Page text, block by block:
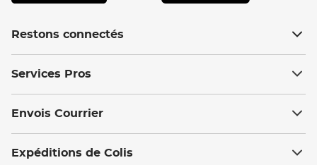
Restons connectés
Services Pros
Envois Courrier
Expéditions de Colis